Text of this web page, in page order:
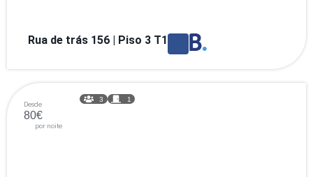
Rua de trás 156 | Piso 3 T1
Desde
80€
por noite
3 1